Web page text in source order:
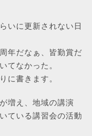
いに更新されない日
年だなぁ、皆勤賞だ
てなかった。
に書きます。
増え、地域の講演
ている講習会の活動